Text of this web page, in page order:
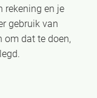
rekening en je
gebruik van
om dat te doen,